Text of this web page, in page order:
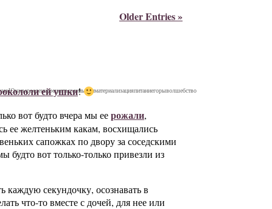
Юнасыроедениерецептыразмыслиматериализацияпитаниегорыволшебство
Older Entries »
ей ушки!
вот будто вчера мы еерожали,
ее желтеньким какам, восхищались
сапожках по двору за соседскими
будто вот только-только привезли из
каждую секундочку, осознавать в
что-то вместе с дочей, для нее или